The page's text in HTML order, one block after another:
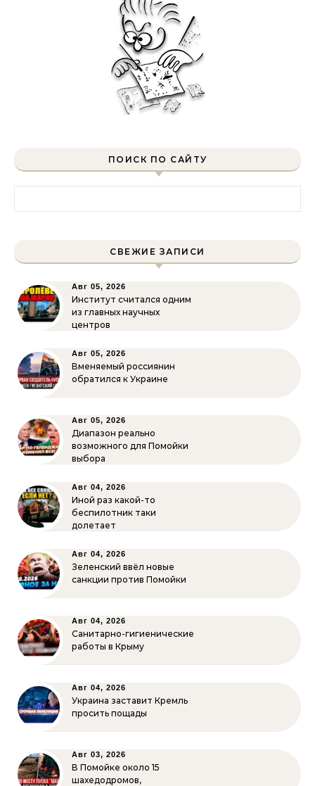
ПОИСК ПО САЙТУ
СВЕЖИЕ ЗАПИСИ
Авг 05, 2026
Институт считался одним
из главных научных
центров
Авг 05, 2026
Вменяемый россиянин
обратился к Украине
Авг 05, 2026
Диапазон реально
возможного для Помойки
выбора
Авг 04, 2026
Иной раз какой-то
беспилотник таки
долетает
Авг 04, 2026
Зеленский ввёл новые
санкции против Помойки
Авг 04, 2026
Санитарно-гигиенические
работы в Крыму
Авг 04, 2026
Украина заставит Кремль
просить пощады
Авг 03, 2026
В Помойке около 15
шахедодромов,